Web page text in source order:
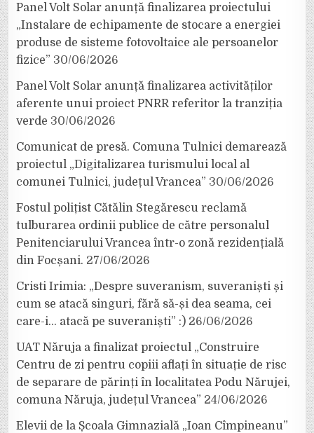
Panel Volt Solar anunță finalizarea proiectului
„Instalare de echipamente de stocare a energiei
produse de sisteme fotovoltaice ale persoanelor
fizice” 30/06/2026
Panel Volt Solar anunță finalizarea activităților
aferente unui proiect PNRR referitor la tranziția
verde 30/06/2026
Comunicat de presă. Comuna Tulnici demarează
proiectul „Digitalizarea turismului local al
comunei Tulnici, județul Vrancea” 30/06/2026
Fostul polițist Cătălin Stegărescu reclamă
tulburarea ordinii publice de către personalul
Penitenciarului Vrancea într-o zonă rezidențială
din Focșani. 27/06/2026
Cristi Irimia: „Despre suveranism, suveraniști și
cum se atacă singuri, fără să-și dea seama, cei
care-i… atacă pe suveraniști” :) 26/06/2026
UAT Năruja a finalizat proiectul „Construire
Centru de zi pentru copiii aflați în situație de risc
de separare de părinți în localitatea Podu Nărujei,
comuna Năruja, județul Vrancea” 24/06/2026
Elevii de la Școala Gimnazială „Ioan Cîmpineanu”